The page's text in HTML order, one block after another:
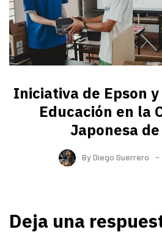
Iniciativa de Epson
Educación en la
Japonesa
ByDiego Guerrero
Deja una